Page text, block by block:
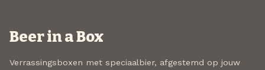
Beer in a Box
Verrassingsboxen met speciaalbier, afgestemd op jouw